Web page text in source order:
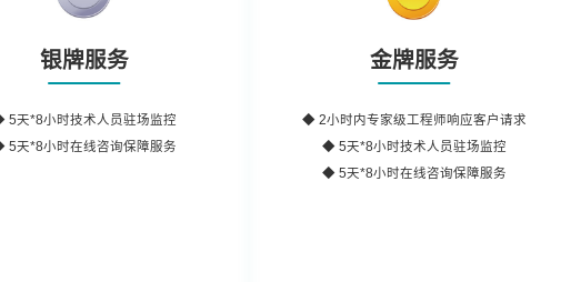
银牌服务
5天*8小时技术人员驻场监控
5天*8小时在线咨询保障服务
金牌服务
◆ 2小时内专家级工程师响应客户请求
◆ 5天*8小时技术人员驻场监控
◆ 5天*8小时在线咨询保障服务